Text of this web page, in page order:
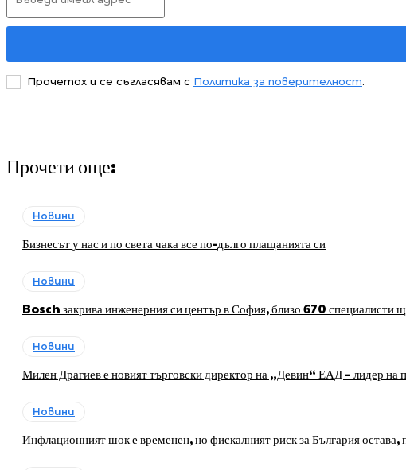
Прочетох и се съгласявам с Политика за поверителност.
Прочети още:
Новини
Бизнесът у нас и по света чака все по-дълго плащанията си
Новини
Bosch закрива инженерния си център в София, близо 670 специалисти
Новини
Милен Драгиев е новият търговски директор на „Девин“ ЕАД – лидер на
Новини
Инфлационният шок е временен, но фискалният риск за България